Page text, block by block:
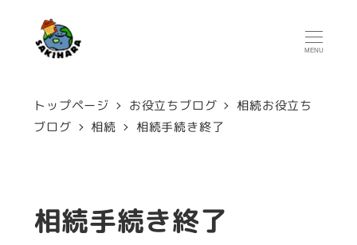
MENU
トップページ お役立ちブログ
相続お役立ち
ブログ
相続 相続手続き終了
相続手続き終了